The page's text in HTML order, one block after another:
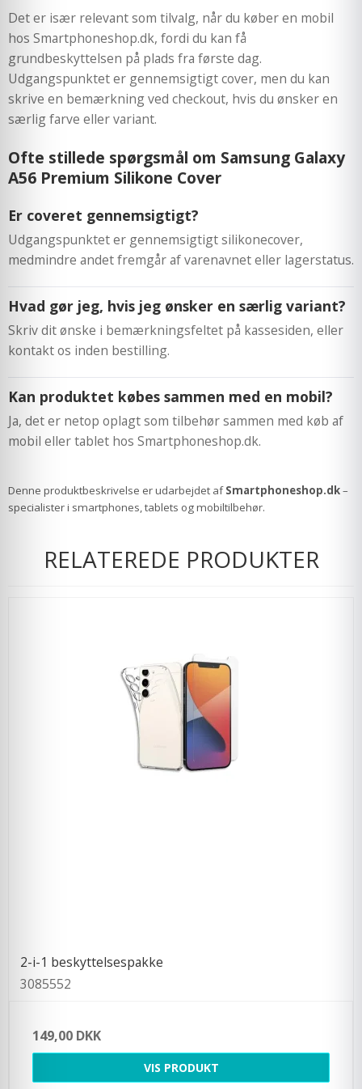
Det er især relevant som tilvalg, når du køber en mobil
hos Smartphoneshop.dk, fordi du kan få
grundbeskyttelsen på plads fra første dag.
Udgangspunktet er gennemsigtigt cover, men du kan
skrive en bemærkning ved checkout, hvis du ønsker en
særlig farve eller variant.
Ofte stillede spørgsmål om Samsung Galaxy
A56 Premium Silikone Cover
Er coveret gennemsigtigt?
Udgangspunktet er gennemsigtigt silikonecover,
medmindre andet fremgår af varenavnet eller lagerstatus.
Hvad gør jeg, hvis jeg ønsker en særlig variant?
Skriv dit ønske i bemærkningsfeltet på kassesiden, eller
kontakt os inden bestilling.
Kan produktet købes sammen med en mobil?
Ja, det er netop oplagt som tilbehør sammen med køb af
mobil eller tablet hos Smartphoneshop.dk.
Denne produktbeskrivelse er udarbejdet afSmartphoneshop.dk–
specialister i smartphones, tablets og mobiltilbehør.
RELATEREDE PRODUKTER
2-i-1 beskyttelsespakke
3085552
149,00 DKK
VIS PRODUKT